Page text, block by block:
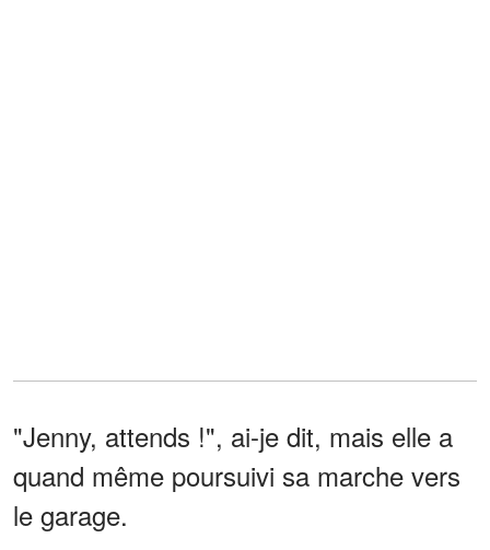
"Jenny, attends !", ai-je dit, mais elle a
quand même poursuivi sa marche vers
le garage.